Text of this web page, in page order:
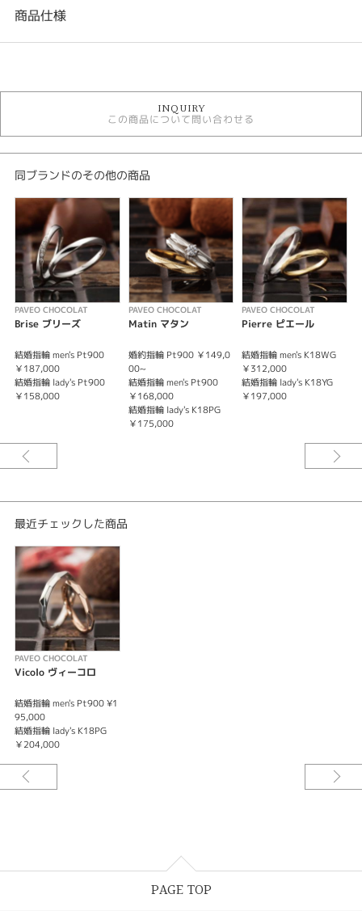
商品仕様
結婚指輪
パヴェオショコラ ＞ 結婚指輪
性別
メンズ
紹介文
PAVEO CHOCOLAT【Vicolo】ヴィーコロ -街路-
ふたりのあとにできる路。ランダムなカットが施された結婚指輪（マリッジ
リング）。多面体だからこそダイヤモンドとは違った輝きを放つ。素材を活
かしたシンプルなデザインで女性にも男性にもおすすめ。
※価格は税込みになります。
INQUIRY
この商品について問い合わせる
同ブランドのその他の商品
PAVEO CHOCOLAT
Brise ブリーズ
結婚指輪 men's Pt900
￥187,000
結婚指輪 lady's Pt900
￥158,000
PAVEO CHOCOLAT
Matin マタン
婚約指輪 Pt900 ￥149,0
00~
結婚指輪 men's Pt900
￥168,000
結婚指輪 lady's K18PG
￥175,000
PAVEO CHOCOLAT
Pierre ピエール
結婚指輪 men's K18WG
￥312,000
結婚指輪 lady's K18YG
￥197,000
最近チェックした商品
PAVEO CHOCOLAT
Vicolo ヴィーコロ
結婚指輪 men's Pt900 ¥1
95,000
結婚指輪 lady's K18PG
￥204,000
PAGE TOP